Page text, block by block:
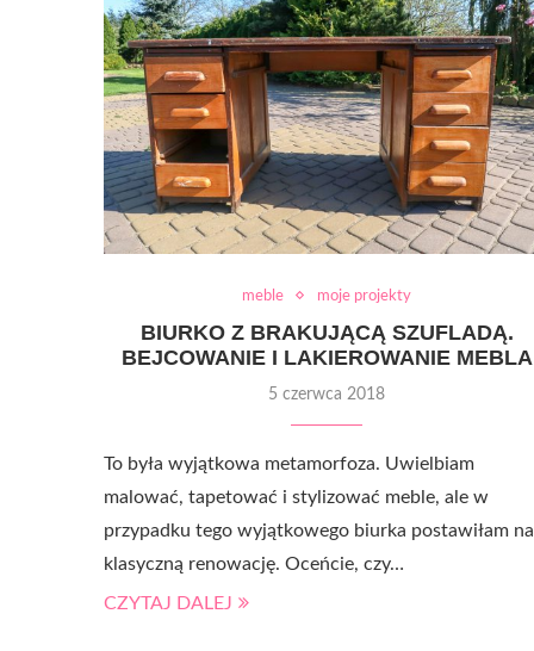
meble moje projekty
BIURKO Z BRAKUJĄCĄ SZUFLADĄ.
BEJCOWANIE I LAKIEROWANIE MEBLA
5 czerwca 2018
To była wyjątkowa metamorfoza. Uwielbiam
malować, tapetować i stylizować meble, ale w
przypadku tego wyjątkowego biurka postawiłam na
klasyczną renowację. Oceńcie, czy…
CZYTAJ DALEJ